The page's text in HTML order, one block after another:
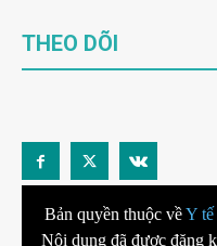
THEO DÕI
Bản quyền thuộc vềY tế
Nội dung đã được đăng